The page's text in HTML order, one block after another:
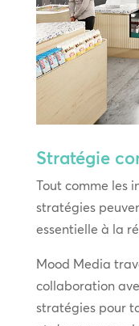
Stratégie
Tout comme les
stratégies
essentielle à la
Mood Media
collaboration
stratégies pour